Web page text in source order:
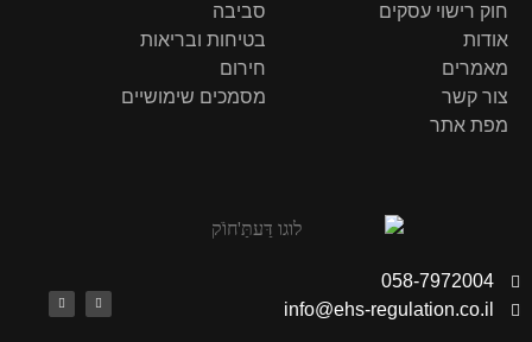
חוק רישוי עסקים
אודות
מאמרים
צור קשר
מפת אתר
סביבה
בטיחות ובריאות
חירום
מסמכים שימושיים
058-7972004
info@ehs-regulation.co.il